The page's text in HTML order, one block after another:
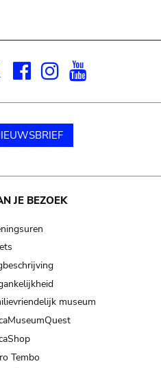
X Facebook
Instagram
JE BEZOEK
museum
Tembo